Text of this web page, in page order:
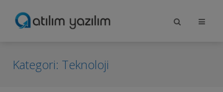
Kategori: Teknoloji